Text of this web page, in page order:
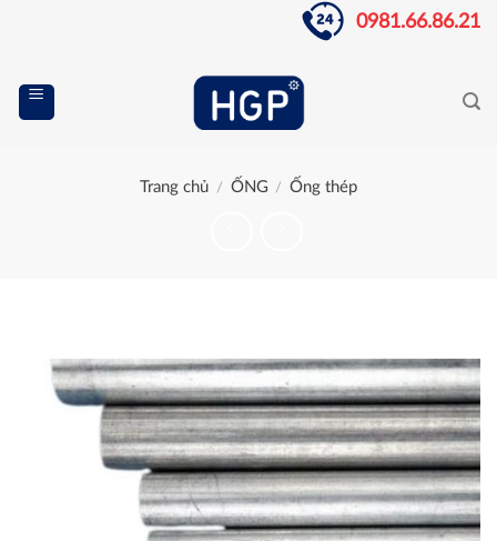
0981.66.86.21
Trang chủ / ỐNG / Ống thép